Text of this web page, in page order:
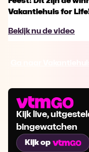
Vakantiehuis for
Bekijk nu de video
Kijk live,
bingewatchen
Kijk op